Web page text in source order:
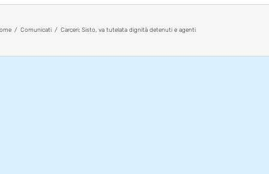
Comunicati Carceri: Sisto, va tutelata dignità detenuti e agenti